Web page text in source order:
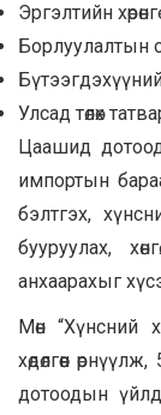
Эргэлтийн
Борлуулалтын
Улсад төлөх
Цаашид
импортын
бэлтгэх,
бууруулах,
анхаарахыг
Мөн “Хүнсний
хөдөлгөөн
дотоодын